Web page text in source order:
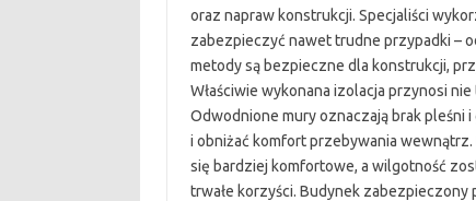
oraz napraw konstrukcji. Specjaliści
zabezpieczyć nawet trudne przypadki –
metody są bezpieczne dla konstrukcji,
Właściwie wykonana izolacja przynosi
Odwodnione mury oznaczają brak pleśni
i obniżać komfort przebywania
się bardziej komfortowe, a wilgotność
trwałe korzyści. Budynek zabezpieczony